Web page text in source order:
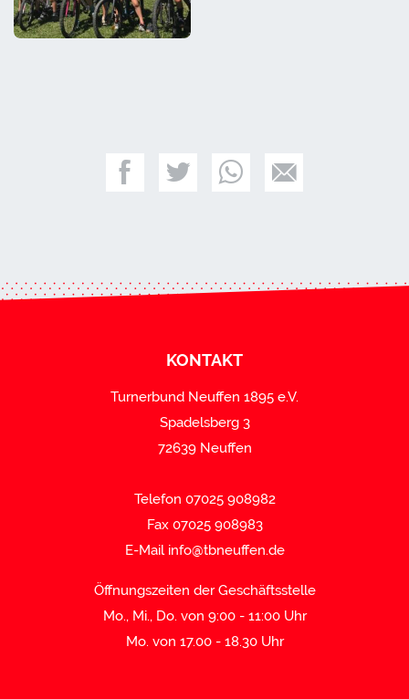
KONTAKT
Turnerbund Neuffen 1895 e.V.
Spadelsberg 3
72639 Neuffen
Telefon 07025 908982
Fax 07025 908983
E-Mail info@tbneuffen.de
Öffnungszeiten der Geschäftsstelle
Mo., Mi., Do. von 9:00 - 11:00 Uhr
Mo. von 17.00 - 18.30 Uhr